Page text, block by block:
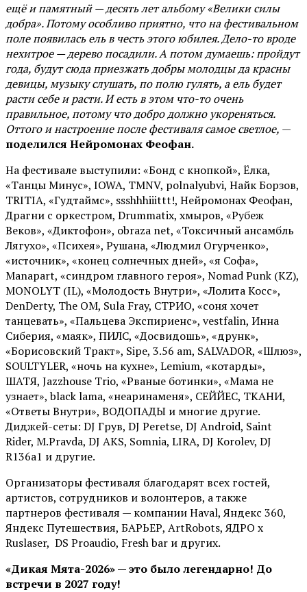
ещё и памятный — десять лет альбому «Велики силы
добра». Потому особливо приятно, что на фестивальном
поле появилась ель в честь этого юбилея. Дело-то вроде
нехитрое — дерево посадили. А потом думаешь: пройдут
года, будут сюда приезжать добры молодцы да красны
девицы, музыку слушать, по полю гулять, а ель будет
расти себе и расти. И есть в этом что-то очень
правильное, потому что добро должно укореняться.
Оттого и настроение после фестиваля самое светлое, —
поделился Нейромонах Феофан.
На фестивале выступили: «Бонд с кнопкой», Ёлка,
«Танцы Минус», IOWA, TMNV, polnalyubvi, Найк Борзов,
TRITIA, «Гудтаймс», ssshhhiiittt!, Нейромонах Феофан,
Драгни с оркестром, Drummatix, хмыров, «Рубеж
Веков», «Диктофон», obraza net, «Токсичный ансамбль
Лягухо», «Психея», Рушана, «Людмил Огурченко»,
«источник», «конец солнечных дней», «я Софа»,
Manapart, «синдром главного героя», Nomad Punk (KZ),
MONOLYT (IL), «Молодость Внутри», «Лолита Косс»,
DenDerty, The OM, Sula Fray, СТРИО, «соня хочет
танцевать», «Пальцева Экспириенс», vestfalin, Инна
Сиберия, «маяк», ПИЛС, «Досвидошь», «друнк»,
«Борисовский Тракт», Sipe, 3.56 am, SALVADOR, «Шлюз»,
SOULTYLER, «ночь на кухне», Lemium, «котарды»,
ШАТЯ, Jazzhouse Trio, «Рваные ботинки», «Мама не
узнает», black lama, «неаринаменя», СЕЙЙЕС, ТКАНИ,
«Ответы Внутри», ВОДОПАДЫ и многие другие.
Диджей-сеты: DJ Грув, DJ Peretse, DJ Android, Saint
Rider, М.Pravda, DJ AKS, Somnia, LIRA, DJ Korolev, DJ
R136a1 и другие.
Организаторы фестиваля благодарят всех гостей,
артистов, сотрудников и волонтеров, а также
партнеров фестиваля — компании Haval, Яндекс 360,
Яндекс Путешествия, БАРЬЕР, ArtRobots, ЯДРО х
Ruslaser, DS Proaudio, Fresh bar и других.
«Дикая Мята-2026» — это было легендарно! До
встречи в 2027 году!